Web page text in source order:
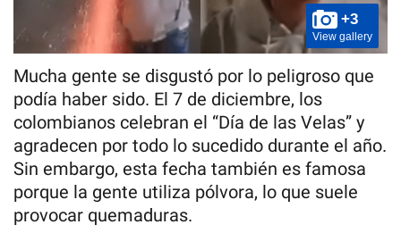
+3
View gallery
Mucha gente se disgustó por lo peligroso que
podía haber sido. El 7 de diciembre, los
colombianos celebran el “Día de las Velas” y
agradecen por todo lo sucedido durante el año.
Sin embargo, esta fecha también es famosa
porque la gente utiliza pólvora, lo que suele
provocar quemaduras.